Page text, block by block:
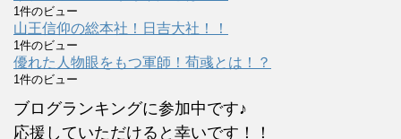
1件のビュー
山王信仰の総本社！日吉大社！！
1件のビュー
優れた人物眼をもつ軍師！荀彧とは！？
1件のビュー
ブログランキングに参加中です♪
応援していただけると幸いです！！